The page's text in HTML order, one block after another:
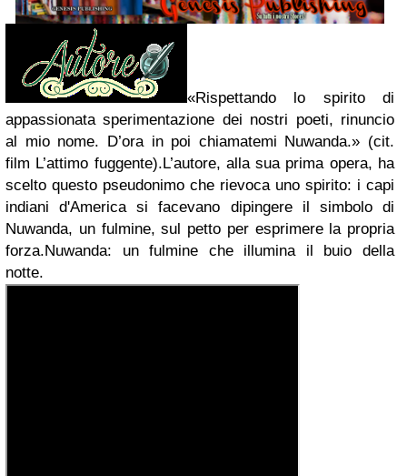
«Rispettando lo spirito di
appassionata sperimentazione dei nostri poeti, rinuncio
al mio nome. D’ora in poi chiamatemi Nuwanda.» (cit.
film L’attimo fuggente).L’autore, alla sua prima opera, ha
scelto questo pseudonimo che rievoca uno spirito: i capi
indiani d'America si facevano dipingere il simbolo di
Nuwanda, un fulmine, sul petto per esprimere la propria
forza.Nuwanda: un fulmine che illumina il buio della
notte.